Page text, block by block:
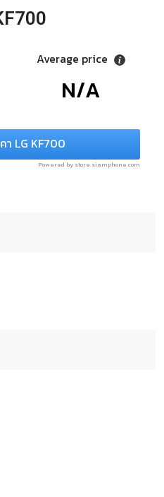
Average price
N/A
า LG KF700
Powered by store.siamphone.com